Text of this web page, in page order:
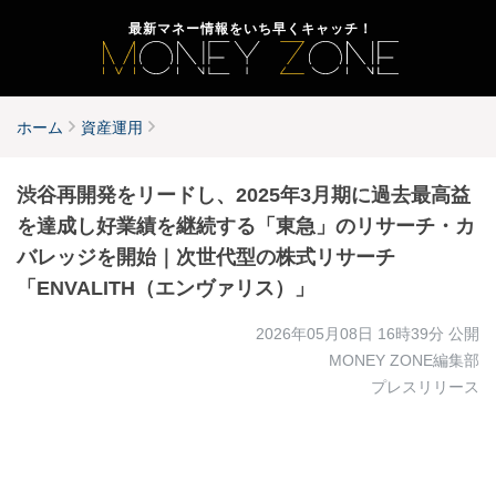
最新マネー情報をいち早くキャッチ！
ホーム 資産運用
渋谷再開発をリードし、2025年3月期に過去最高益
を達成し好業績を継続する「東急」のリサーチ・カ
バレッジを開始｜次世代型の株式リサーチ
「ENVALITH（エンヴァリス）」
2026年05月08日 16時39分 公開
MONEY ZONE編集部
プレスリリース